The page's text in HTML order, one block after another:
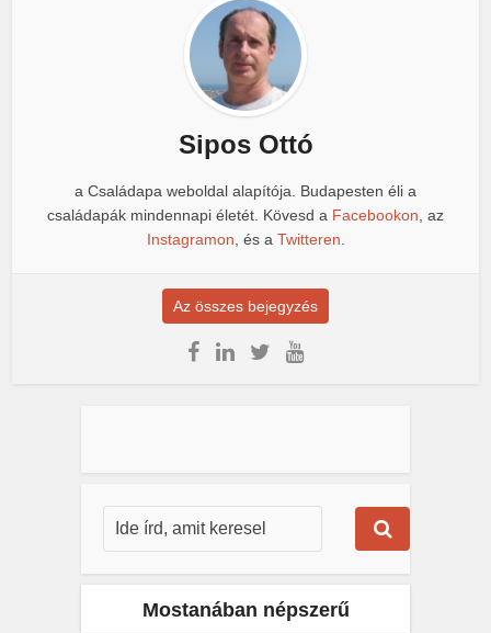
Sipos Ottó
a Családapa weboldal alapítója. Budapesten éli a
családapák mindennapi életét. Kövesd a Facebookon , az
Instagramon , és a Twitteren
Az összes bejegyzés
Mostanában népszerű